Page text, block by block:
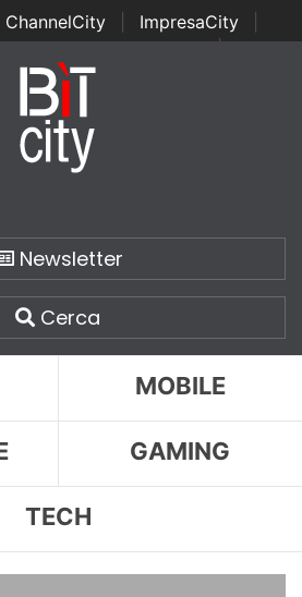
ChannelCity ImpresaCity
Italian Channel Awards | Italian
Italian Security Awards
Newsletter
Cerca
MOBILE
GAMING
TECH